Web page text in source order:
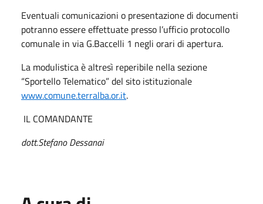
Eventuali comunicazioni o presentazione di documenti
potranno essere effettuate presso l’ufficio protocollo
comunale in via G.Baccelli 1 negli orari di apertura.
La modulistica è altresì reperibile nella sezione
“Sportello Telematico” del sito istituzionale
www.comune.terralba.or.it.
IL COMANDANTE
dott.Stefano Dessanai